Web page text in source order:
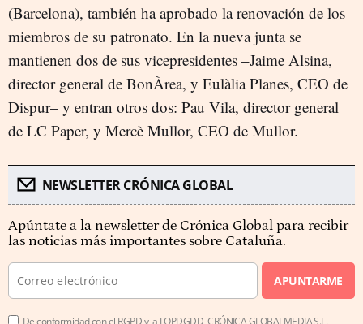
(Barcelona), también ha aprobado la renovación de los
miembros de su patronato. En la nueva junta se
mantienen dos de sus vicepresidentes –Jaime Alsina,
director general de BonÀrea, y Eulàlia Planes, CEO de
Dispur– y entran otros dos: Pau Vila, director general
de LC Paper, y Mercè Mullor, CEO de Mullor.
NEWSLETTER CRÓNICA GLOBAL
Apúntate a la newsletter de Crónica Global para recibir
las noticias más importantes sobre Cataluña.
APUNTARME
De conformidad con el RGPD y la LOPDGDD, CRÓNICA GLOBALMEDIA S.L.